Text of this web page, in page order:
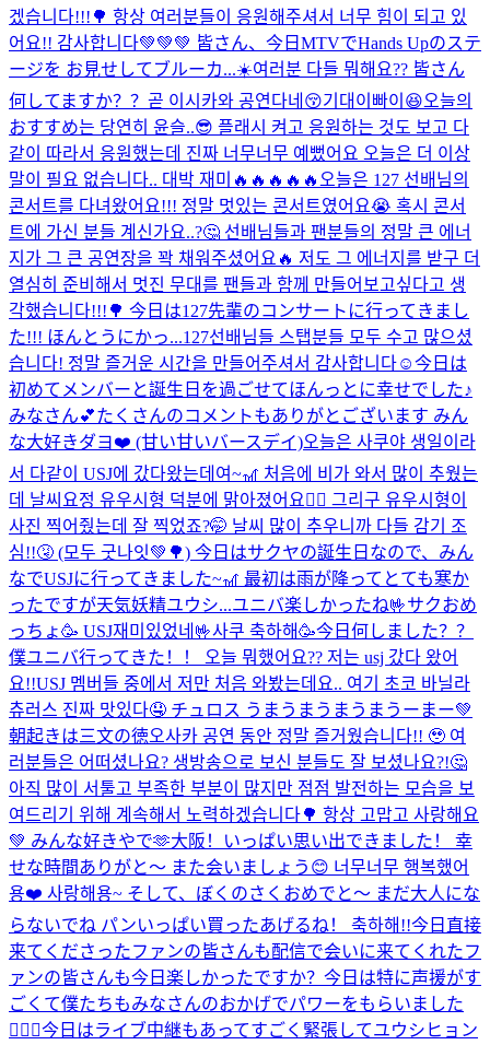
겠습니다!!!🌳 항상 여러분들이 응원해주셔서 너무 힘이 되고 있
어요!! 감사합니다💚💚💚 皆さん、今日MTVでHands Upのステ
ージを お見せしてブルーカ...☀️여러분 다들 뭐해요?? 皆さん
何してますか？？ 곧 이시카와 공연다네😚기대이빠이😆오늘의
おすすめ는 당연히 윤슬..😎 플래시 켜고 응원하는 것도 보고 다
같이 따라서 응원했는데 진짜 너무너무 예뻤어요 오늘은 더 이상
말이 필요 없습니다.. 대박 재미🔥🔥🔥🔥🔥 오늘은 127 선배님의
콘서트를 다녀왔어요!!! 정말 멋있는 콘서트였어요😭 혹시 콘서
트에 가신 분들 계신가요..?🤔 선배님들과 팬분들의 정말 큰 에너
지가 그 큰 공연장을 꽉 채워주셨어요🔥 저도 그 에너지를 받구 더
열심히 준비해서 멋진 무대를 팬들과 함께 만들어보고싶다고 생
각했습니다!!!🌳 今日は127先輩のコンサートに行ってきまし
た!!! ほんとうにかっ...127선배님들 스탭분들 모두 수고 많으셨
습니다! 정말 즐거운 시간을 만들어주셔서 감사합니다☺️今日は
初めてメンバーと誕生日を過ごせてほんっとに幸せでした♪
みなさん💕たくさんのコメントもありがとございます みん
な大好きダヨ❤️ (甘い甘いバースデイ)오늘은 사쿠야 생일이라
서 다같이 USJ에 갔다왔는데여~🎢 처음에 비가 와서 많이 추웠는
데 날씨요정 유우시형 덕분에 맑아졌어요🧚‍♂️ 그리구 유우시형이
사진 찍어줬는데 잘 찍었죠?🤭 날씨 많이 추우니까 다들 감기 조
심!!🤧 (모두 굿나잇💚🌳) 今日はサクヤの誕生日なので、みん
なでUSJに行ってきました~🎢 最初は雨が降ってとても寒か
ったですが天気妖精ユウシ...ユニバ楽しかったね🤟サクおめ
っちょ🥳 USJ재미있었네🤟사쿠 축하해🥳今日何しました？？
僕ユニバ行ってきた！！ 오늘 뭐했어요?? 저는 usj 갔다 왔어
요!!USJ 멤버들 중에서 저만 처음 와봤는데요.. 여기 초코 바닐라
츄러스 진짜 맛있다🤤 チュロス うまうまうまうまうーまー💚
朝起きは三文の徳오사카 공연 동안 정말 즐거웠습니다!! 🥹 여
러분들은 어떠셨나요? 생방송으로 보신 분들도 잘 보셨나요?!🤔
아직 많이 서툴고 부족한 부분이 많지만 점점 발전하는 모습을 보
여드리기 위해 계속해서 노력하겠습니다🌳 항상 고맙고 사랑해요
💚 みんな好きやで🫶大阪！いっぱい思い出できました！ 幸
せな時間ありがと〜 また会いましょう😊 너무너무 행복했어
용❤️ 사랑해용~ そして、ぼくのさくおめでと〜 まだ大人にな
らないでね パンいっぱい買ったあげるね！ 축하해!!今日直接
来てくださったファンの皆さんも配信で会いに来てくれたフ
ァンの皆さんも今日楽しかったですか？今日は特に声援がす
ごくて僕たちもみなさんのおかげでパワーをもらいました
🙇🏻‍♂️今日はライブ中継もあってすごく緊張してユウシヒョン